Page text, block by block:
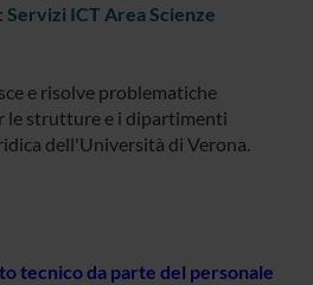
Servizi ICT Area Scienze
e risolve problematiche
le strutture e i dipartimenti
dell'Università di Verona.
tecnico da parte del personale